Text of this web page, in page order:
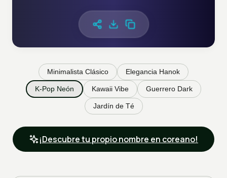
Minimalista Clásico Elegancia Hanok
K-Pop Neón Kawaii Vibe Guerrero Dark
Jardín de Té
¡Descubre tu propio nombre en coreano!